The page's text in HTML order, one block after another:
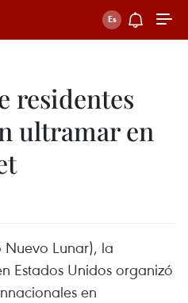
residentes
ultramar en
Lunar), la
Estados Unidos organizó
en